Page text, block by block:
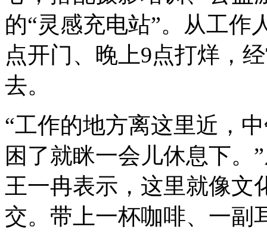
的“灵感充电站”。从工作
点开门、晚上9点打烊，
去。
“工作的地方离这里近，
困了就眯一会儿休息下。
王一冉表示，这里就像文
交。带上一杯咖啡、一副